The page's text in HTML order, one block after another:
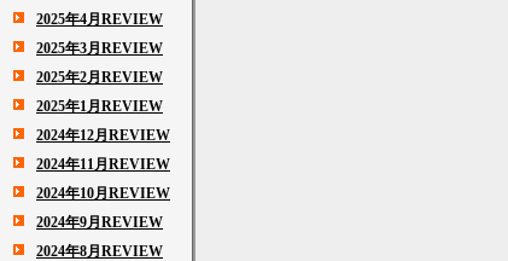
2025年4月REVIEW
2025年3月REVIEW
2025年2月REVIEW
2025年1月REVIEW
2024年12月REVIEW
2024年11月REVIEW
2024年10月REVIEW
2024年9月REVIEW
2024年8月REVIEW